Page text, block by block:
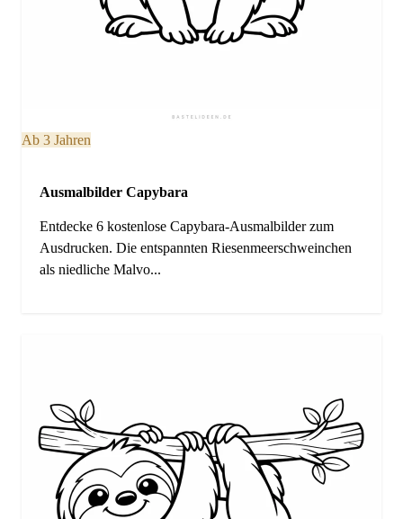
Ab 3 Jahren
Ausmalbilder Capybara
Entdecke 6 kostenlose Capybara-Ausmalbilder zum
Ausdrucken. Die entspannten Riesenmeerschweinchen
als niedliche Malvo...